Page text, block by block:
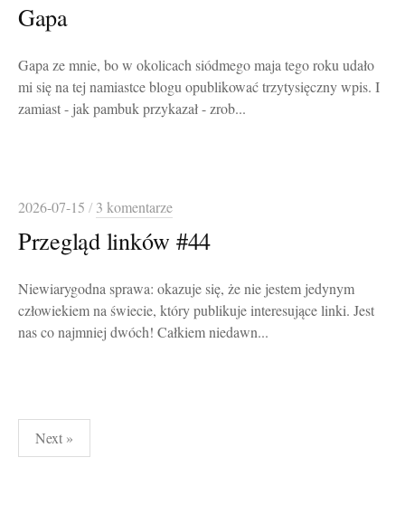
Gapa
Gapa ze mnie, bo w okolicach siódmego maja tego roku udało
mi się na tej namiastce blogu opublikować trzytysięczny wpis. I
zamiast - jak pambuk przykazał - zrob...
2026-07-15 / 3 komentarze
Przegląd linków #44
Niewiarygodna sprawa: okazuje się, że nie jestem jedynym
człowiekiem na świecie, który publikuje interesujące linki. Jest
nas co najmniej dwóch! Całkiem niedawn...
Stronicowanie
wpisów
Next »